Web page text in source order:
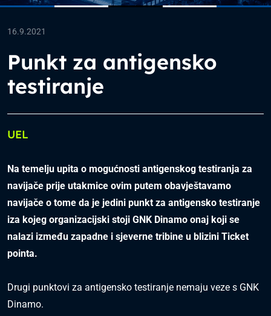
16.9.2021
Punkt za antigensko
testiranje
UEL
Na temelju upita o mogućnosti antigenskog testiranja za
navijače prije utakmice ovim putem obavještavamo
navijače o tome da je jedini punkt za antigensko testiranje
iza kojeg organizacijski stoji GNK Dinamo onaj koji se
nalazi između zapadne i sjeverne tribine u blizini Ticket
pointa.
Drugi punktovi za antigensko testiranje nemaju veze s GNK
Dinamo.